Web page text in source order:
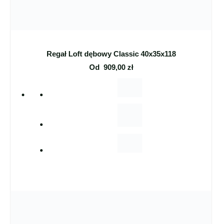
Regał Loft dębowy Classic 40x35x118
Od 909,00 zł